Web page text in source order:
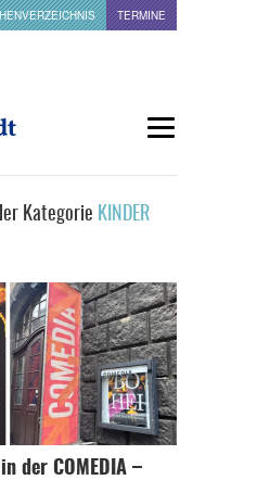
TERMINE
Kategorie KINDER
der COMEDIA –